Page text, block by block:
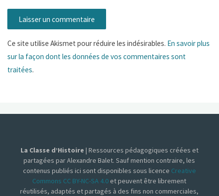
Ce site utilise Akismet pour réduire les indésirables. En savoir plus
sur la façon dont les données de vos commentaires sont
traitées.
La Classe d’Histoire | Ressources pédagogiques créées et
partagées par Alexandre Balet. Sauf mention contraire, les
contenus publiés ici sont disponibles sous licence Creative
Commons CC BY-NC-SA 4.0 et peuvent être librement
réutilisés, adaptés et partagés à des fins non commerciales,